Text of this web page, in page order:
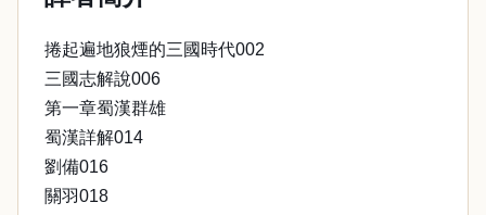
捲起遍地狼煙的三國時代002
三國志解說006
第一章蜀漢群雄
蜀漢詳解014
劉備016
關羽018